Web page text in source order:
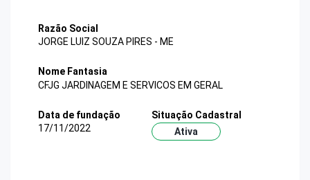
Razão Social
JORGE LUIZ SOUZA PIRES - ME
Nome Fantasia
CFJG JARDINAGEM E SERVICOS EM GERAL
Data de fundação
17/11/2022
Situação Cadastral
Ativa